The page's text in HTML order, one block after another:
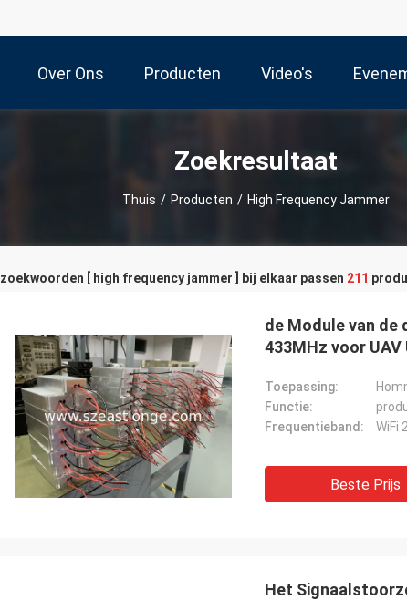
Over Ons Producten Video's
Zoekresultaat
Thuis / Producten / High Frequency Jammer
zoekwoorden [ high frequency jammer ] bij elkaar passen 211
de Module van de
433MHz voor UAV
Toepassing:
Functie:
Frequentieband:
WiFi
Beste Prijs
Het